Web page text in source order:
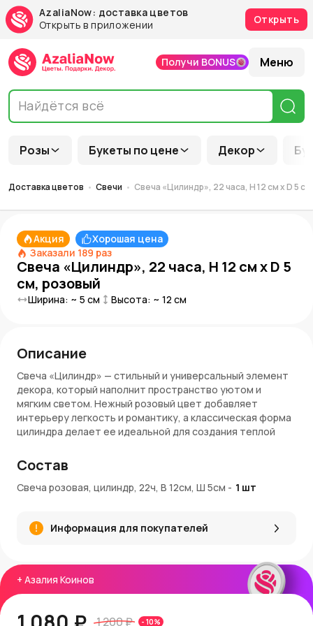
AzaliaNow: доставка цветов
Открыть в приложении
Открыть
Розы Букеты по цене Декор
Получи BONUS Меню
Доставка цветов Свечи Свеча «Цилиндр», 22 часа, H 12 см x D 5
Акция
Хорошая цена
Заказали 189 раз
Свеча «Цилиндр», 22 часа, H 12 см x D 5
см, розовый
Ширина: ~ 5 см Высота: ~ 12 см
+ Азалия Коинов
1 200 ₽ - 10%
Описание
Свеча «Цилиндр» — стильный и универсальный элемент
декора, который наполнит пространство уютом и
мягким светом. Нежный розовый цвет добавляет
интерьеру легкость и романтику, а классическая форма
цилиндра делает ее идеальной для создания теплой
Преимущества:
Элегантный розовый цвет, придающий интерьеру
Классическая цилиндрическая форма, подходящая
для любых декоративных композиций
Компактные размеры: высота 12 см, диаметр 5 см,
удобно размещать на столах, подносах и каминах
Состав
Свеча розовая, цилиндр, 22ч, В 12см, Ш 5см - 1 шт
Информация для покупателей